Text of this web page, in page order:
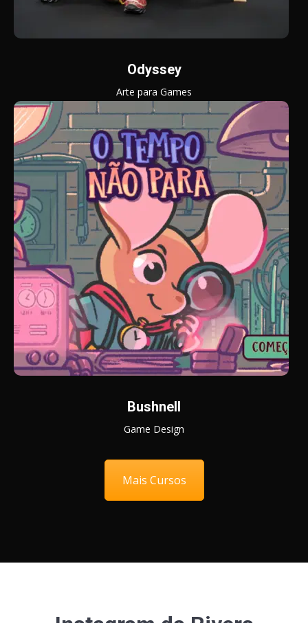
Odyssey
Arte para Games
Bushnell
Game Design
Mais Cursos